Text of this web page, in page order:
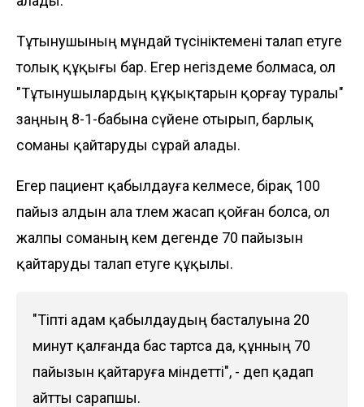
Тұтынушының мұндай түсініктемені талап етуге
толық құқығы бар. Егер негіздеме болмаса, ол
"Тұтынушылардың құқықтарын қорғау туралы"
заңның 8-1-бабына сүйене отырып, барлық
соманы қайтаруды сұрай алады.
Егер пациент қабылдауға келмесе, бірақ 100
пайыз алдын ала төлем жасап қойған болса, ол
жалпы соманың кем дегенде 70 пайызын
қайтаруды талап етуге құқылы.
"Тіпті адам қабылдаудың басталуына 20
минут қалғанда бас тартса да, құнның 70
пайызын қайтаруға міндетті", - деп қадап
айтты сарапшы.